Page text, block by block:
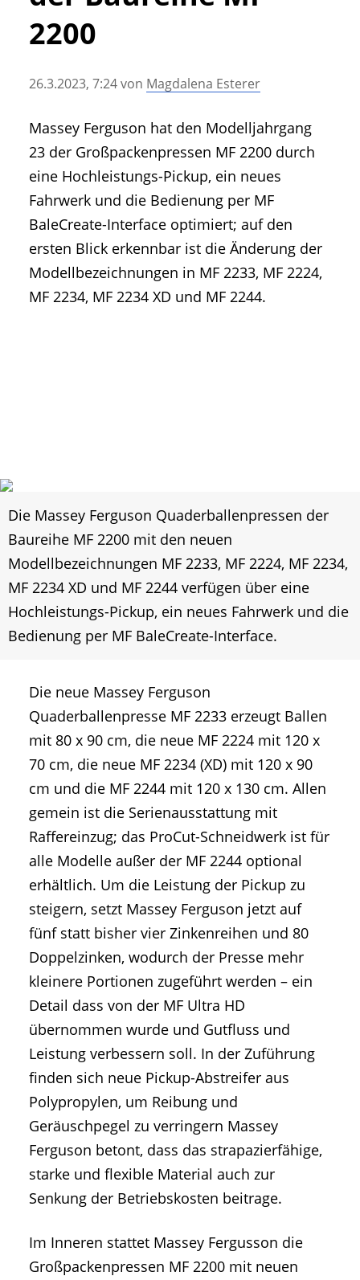
• Messen und Veranstaltungen
• Agritechnica Neuheiten Archiv
2200
26.3.2023, 7:24von Magdalena Esterer
Massey Ferguson hat den Modelljahrgang
23 der Großpackenpressen MF 2200 durch
eine Hochleistungs-Pickup, ein neues
Fahrwerk und die Bedienung per MF
BaleCreate-Interface optimiert; auf den
ersten Blick erkennbar ist die Änderung der
Modellbezeichnungen in MF 2233, MF 2224,
MF 2234, MF 2234 XD und MF 2244.
Die Massey Ferguson Quaderballenpressen der
Baureihe MF 2200 mit den neuen
Modellbezeichnungen MF 2233, MF 2224, MF 2234,
MF 2234 XD und MF 2244 verfügen über eine
Hochleistungs-Pickup, ein neues Fahrwerk und die
Bedienung per MF BaleCreate-Interface.
Die neue Massey Ferguson
Quaderballenpresse MF 2233 erzeugt Ballen
mit 80 x 90 cm, die neue MF 2224 mit 120 x
70 cm, die neue MF 2234 (XD) mit 120 x 90
cm und die MF 2244 mit 120 x 130 cm. Allen
gemein ist die Serienausstattung mit
Raffereinzug; das ProCut-Schneidwerk ist für
alle Modelle außer der MF 2244 optional
erhältlich. Um die Leistung der Pickup zu
steigern, setzt Massey Ferguson jetzt auf
fünf statt bisher vier Zinkenreihen und 80
Doppelzinken, wodurch der Presse mehr
kleinere Portionen zugeführt werden – ein
Detail dass von der MF Ultra HD
übernommen wurde und Gutfluss und
Leistung verbessern soll. In der Zuführung
finden sich neue Pickup-Abstreifer aus
Polypropylen, um Reibung und
Geräuschpegel zu verringern Massey
Ferguson betont, dass das strapazierfähige,
starke und flexible Material auch zur
Senkung der Betriebskosten beitrage.
Im Inneren stattet Massey Fergusson die
Großpackenpressen MF 2200 mit neuen